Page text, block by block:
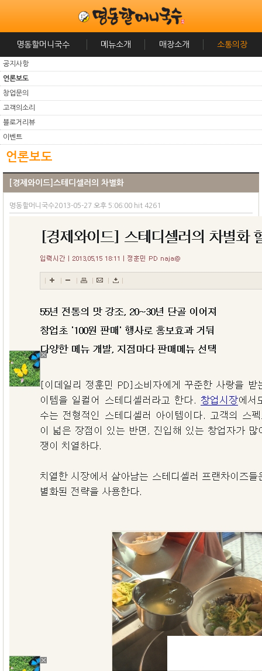
명동할머니국수 메뉴소개 매장소개 소통의장
공지사항
언론보도
창업문의
고객의소리
블로거리뷰
이벤트
언론보도
[경제와이드]스테디셀러의 차별화
명동할머니국수2013-05-27 오후 5:06:00 hit 4261